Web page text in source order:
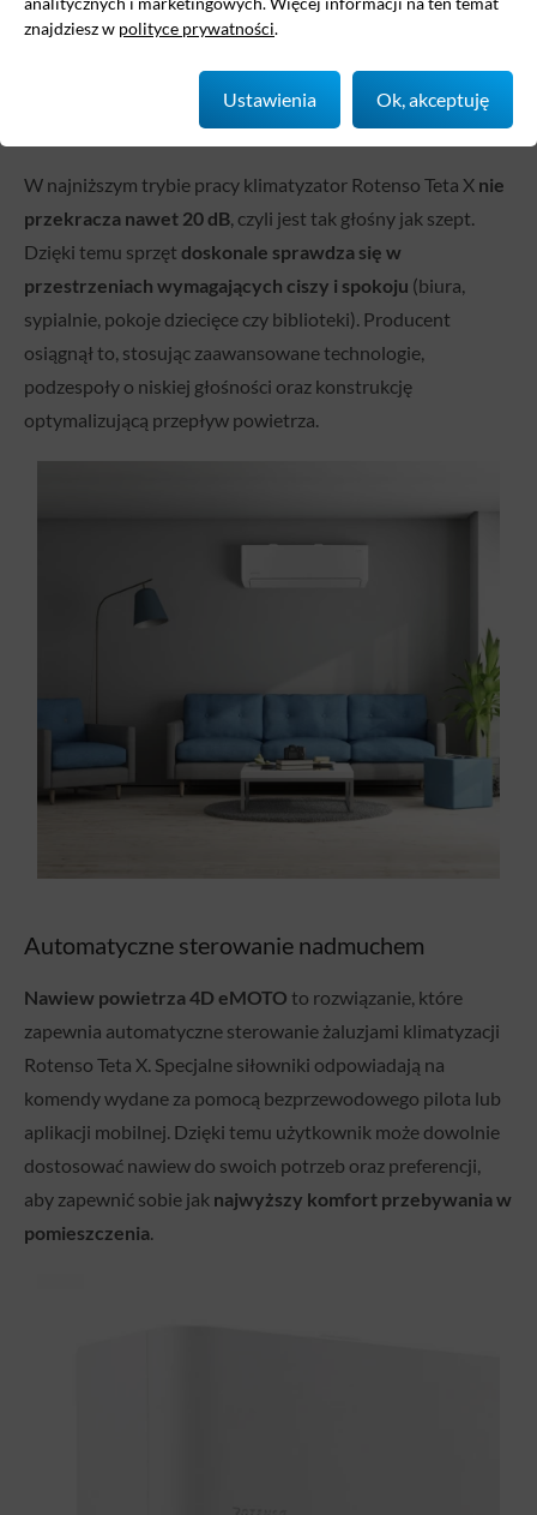
Cicha praca jednostki wewnętrznej
W najniższym trybie pracy klimatyzator Rotenso Teta X nie
przekracza nawet 20 dB, czyli jest tak głośny jak szept.
Dzięki temu sprzęt doskonale sprawdza się w
przestrzeniach wymagających ciszy i spokoju (biura,
sypialnie, pokoje dziecięce czy biblioteki). Producent
osiągnął to, stosując zaawansowane technologie,
podzespoły o niskiej głośności oraz konstrukcję
optymalizującą przepływ powietrza.
Automatyczne sterowanie nadmuchem
Nawiew powietrza 4D eMOTO to rozwiązanie, które
zapewnia automatyczne sterowanie żaluzjami klimatyzacji
Rotenso Teta X. Specjalne siłowniki odpowiadają na
komendy wydane za pomocą bezprzewodowego pilota lub
aplikacji mobilnej. Dzięki temu użytkownik może dowolnie
dostosować nawiew do swoich potrzeb oraz preferencji,
aby zapewnić sobie jak najwyższy komfort przebywania w
pomieszczenia.
znajdziesz w polityce prywatności.
Ustawienia Ok, akceptuję